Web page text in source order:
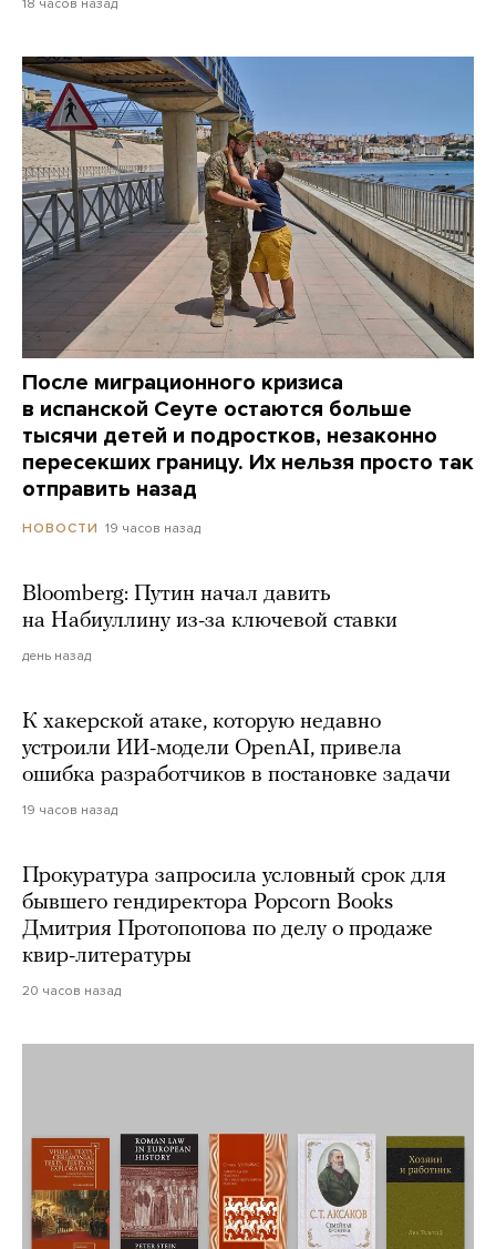
18 часов назад
После миграционного кризиса
в испанской Сеуте остаются больше
тысячи детей и подростков, незаконно
пересекших границу. Их нельзя просто так
отправить назад
НОВОСТИ 19 часов назад
Bloomberg: Путин начал давить
на Набиуллину из-за ключевой ставки
день назад
К хакерской атаке, которую недавно
устроили ИИ-модели OpenAI, привела
ошибка разработчиков в постановке задачи
19 часов назад
Прокуратура запросила условный срок для
бывшего гендиректора Popcorn Books
Дмитрия Протопопова по делу о продаже
квир-литературы
20 часов назад